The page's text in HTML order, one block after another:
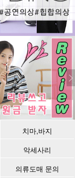
치마,바지
악세사리
의류도매 문의